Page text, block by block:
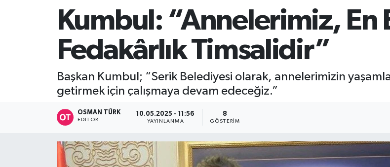
Kumbul: “Annelerimiz, En
Fedakârlık Timsalidir”
Başkan Kumbul; “Serik Belediyesi olarak, annelerimizin
getirmek için çalışmaya devam edeceğiz.”
OSMAN TÜRK
EDITÖR
10.05.2025 - 11:56
YAYINLANMA
8
GÖSTERIM